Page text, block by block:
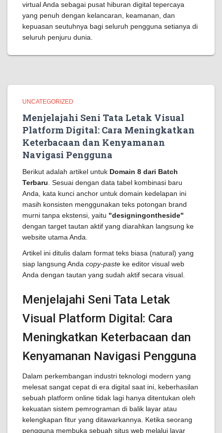
virtual Anda sebagai pusat hiburan digital tepercaya
yang penuh dengan kelancaran, keamanan, dan
kepuasan seutuhnya bagi seluruh pengguna setianya di
seluruh penjuru dunia.
UNCATEGORIZED
Menjelajahi Seni Tata Letak Visual
Platform Digital: Cara Meningkatkan
Keterbacaan dan Kenyamanan
Navigasi Pengguna
Berikut adalah artikel untuk Domain 8 dari Batch
Terbaru . Sesuai dengan data tabel kombinasi baru
Anda, kata kunci anchor untuk domain kedelapan ini
masih konsisten menggunakan teks potongan brand
murni tanpa ekstensi, yaitu "designingontheside"
dengan target tautan aktif yang diarahkan langsung ke
website utama Anda.
Artikel ini ditulis dalam format teks biasa (natural) yang
siap langsung Anda copy-paste ke editor visual web
Anda dengan tautan yang sudah aktif secara visual.
Menjelajahi Seni Tata Letak
Visual Platform Digital: Cara
Meningkatkan Keterbacaan dan
Kenyamanan Navigasi Pengguna
Dalam perkembangan industri teknologi modern yang
melesat sangat cepat di era digital saat ini, keberhasilan
sebuah platform online tidak lagi hanya ditentukan oleh
kekuatan sistem pemrograman di balik layar atau
kelengkapan fitur yang ditawarkannya. Ketika seorang
pengguna membuka sebuah situs web melalui layar